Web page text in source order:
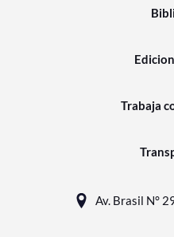
Trabaja
Av. Brasil N°